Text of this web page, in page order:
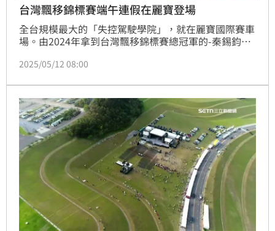
台灣飄移錦標賽端午連假在麗寶登場
全台規模最大的「失控駕駛學院」，就在麗寶國際賽車
場。由2024年拿到台灣飄移錦標賽總冠軍的-秦錫鈞領
年台灣飄移錦標賽首次移師到麗寶國際賽車場，第一場
同席位供喜愛飄移的民眾近距離觀賽，享受激烈競技所
帶來的精采美技展演，毫米級貼壁操駕，飄移獨特燒胎
味與汽油香交織的五感體驗。
2025/05/12 08:00